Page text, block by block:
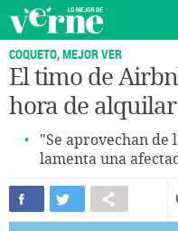
COQUETO, MEJOR VER
El timo de
hora de
"Se aprovechan de
lamenta una